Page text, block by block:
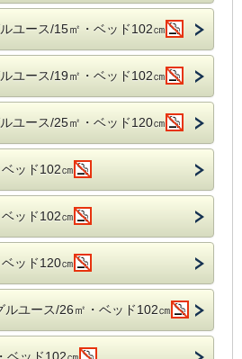
ユース/15㎡・ベッド102㎝
ユース/19㎡・ベッド102㎝
ユース/25㎡・ベッド120㎝
ッド102㎝
ッド102㎝
ッド120㎝
ルユース/26㎡・ベッド102㎝